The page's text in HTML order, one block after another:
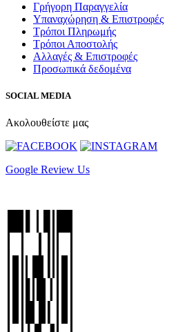
Γρήγορη Παραγγελία
Υπαναχώρηση & Επιστροφές
Τρόποι Πληρωμής
Τρόποι Αποστολής
Αλλαγές & Επιστροφές
Προσωπικά δεδομένα
SOCIAL MEDIA
Ακολουθείστε μας
Google Review Us